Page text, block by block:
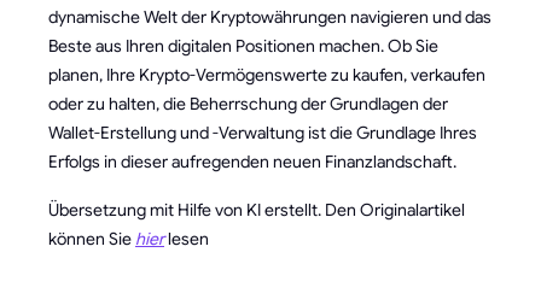
dynamische Welt der Kryptowährungen navigieren und das
Beste aus Ihren digitalen Positionen machen. Ob Sie
planen, Ihre Krypto-Vermögenswerte zu kaufen, verkaufen
oder zu halten, die Beherrschung der Grundlagen der
Wallet-Erstellung und -Verwaltung ist die Grundlage Ihres
Erfolgs in dieser aufregenden neuen Finanzlandschaft.
Übersetzung mit Hilfe von KI erstellt. Den Originalartikel
können Sie hierlesen